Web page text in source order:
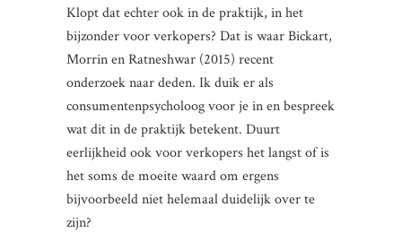
Klopt dat echter ook in de praktijk, in het
bijzonder voor verkopers? Dat is waar Bickart,
Morrin en Ratneshwar (2015) recent
onderzoek naar deden. Ik duik er als
consumentenpsycholoog voor je in en bespreek
wat dit in de praktijk betekent. Duurt
eerlijkheid ook voor verkopers het langst of is
het soms de moeite waard om ergens
bijvoorbeeld niet helemaal duidelijk over te
zijn?